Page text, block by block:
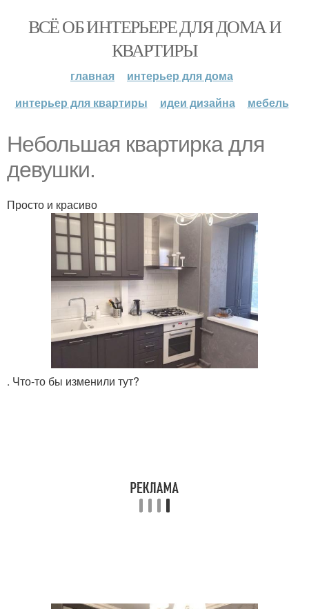
ВСЁ ОБ ИНТЕРЬЕРЕ ДЛЯ ДОМА И
КВАРТИРЫ
главная
интерьер для дома
интерьер для квартиры
идеи дизайна мебель
Небольшая квартирка для
девушки.
Просто и красиво
. Что-то бы изменили тут?